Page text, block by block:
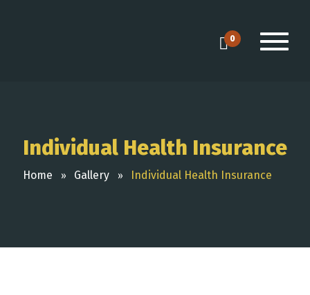
0
Individual Health Insurance
Home Gallery Individual Health Insurance